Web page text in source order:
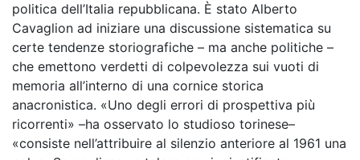
politica dell’Italia repubblicana. È stato Alberto
Cavaglion ad iniziare una discussione sistematica su
certe tendenze storiografiche – ma anche politiche –
che emettono verdetti di colpevolezza sui vuoti di
memoria all’interno di una cornice storica
anacronistica. «Uno degli errori di prospettiva più
ricorrenti» –ha osservato lo studioso torinese–
«consiste nell’attribuire al silenzio anteriore al 1961 una